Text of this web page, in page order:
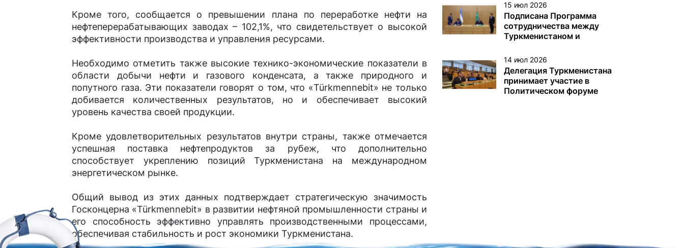
Кроме того, сообщается о превышении плана по переработке нефти на
нефтеперерабатывающих заводах – 102,1%, что свидетельствует о высокой
эффективности производства и управления ресурсами.
Необходимо отметить также высокие технико-экономические показатели в
области добычи нефти и газового конденсата, а также природного и
попутного газа. Эти показатели говорят о том, что «Türkmennebit» не только
добивается количественных результатов, но и обеспечивает высокий
уровень качества своей продукции.
Кроме удовлетворительных результатов внутри страны, также отмечается
успешная поставка нефтепродуктов за рубеж, что дополнительно
способствует укреплению позиций Туркменистана на международном
энергетическом рынке.
Общий вывод из этих данных подтверждает стратегическую значимость
Госконцерна «Türkmennebit» в развитии нефтяной промышленности страны и
его способность эффективно управлять производственными процессами,
обеспечивая стабильность и рост экономики Туркменистана.
15 июл 2026
Подписана Программа
сотрудничества между
Туркменистаном и
14 июл 2026
Делегация Туркменистана
принимает участие в
Политическом форуме